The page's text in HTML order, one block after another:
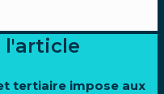
l'article
tertiaire impose aux